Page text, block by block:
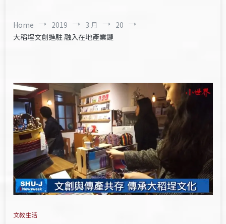
Home 2019 3 月
20
大稻埕文創進駐 融入在地產業鏈
文教生活